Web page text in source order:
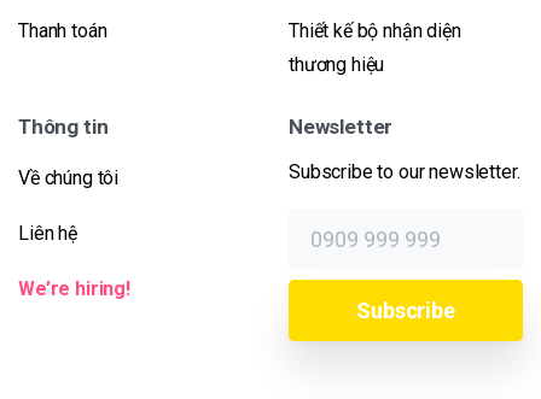
Thanh toán
Thiết kế bộ nhận diện
thương hiệu
Thông tin
Về chúng tôi
Liên hệ
We’re hiring!
Newsletter
Subscribe to our newsletter.